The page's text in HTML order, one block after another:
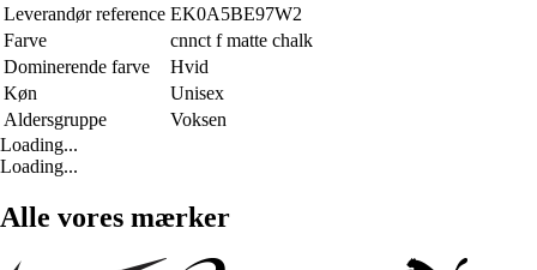
Leverandør reference EK0A5BE97W2
Farve
cnnct f matte chalk
Dominerende farve
Hvid
Køn
Unisex
Aldersgruppe
Voksen
Loading...
Loading...
Alle vores mærker